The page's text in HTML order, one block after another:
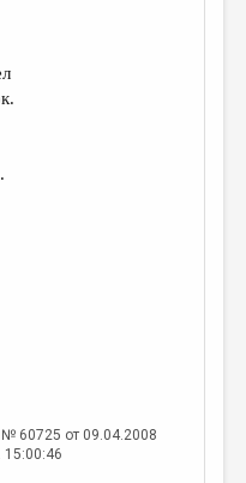
60725 от 09.04.2008